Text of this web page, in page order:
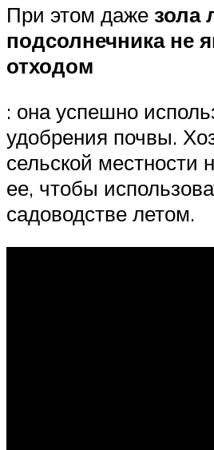
При этом даже зола
подсолнечника не
отходом
: она успешно
удобрения почвы.
сельской местности
ее, чтобы
садоводстве летом.